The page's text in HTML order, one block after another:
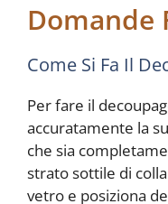
Domande
Come Si Fa Il
Per fare il
accuratamente la
che sia
strato sottile di
vetro e posiziona